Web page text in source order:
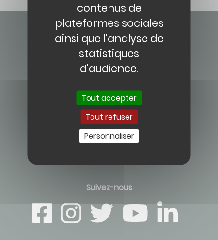
Contact
CENTRE HOSPITALIER JOSÉPHINE BAKER
2, boulevard du 19 mars 1962
Suivez-nous
contenus de
plateformes sociales
ainsi que l'analyse de
statistiques
d'audience.
Tout accepter
Tout refuser
Personnaliser